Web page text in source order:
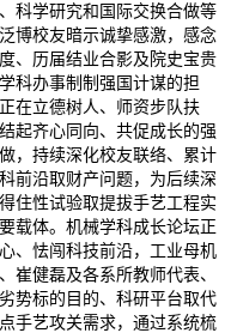
科学研究和国际交换合做等
博校友暗示诚挚感激，感念
、历届结业合影及院史宝贵
科办事制制强国计谋的担
在立德树人、师资步队扶
起齐心同向、共促成长的强
，持续深化校友联络、累计
前沿取财产问题，为后续深
住性试验取提拔手艺工程实
载体。机械学科成长论坛正
、怯闯科技前沿，工业母机
崔健磊及各系所教师代表、
势标的目的、科研平台取代
手艺攻关需求，通过系统梳